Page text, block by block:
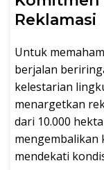
Reklamasi
Untuk
berjalan
kelestarian
menargetkan
dari 10.000
mengembalikan
mendekati